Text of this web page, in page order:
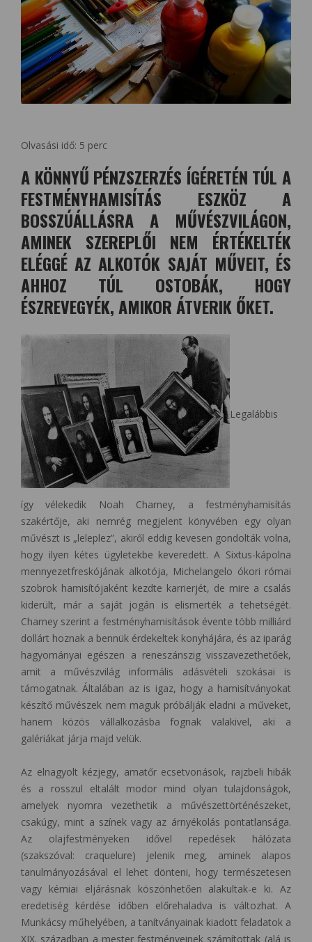
Olvasási idő: 5 perc
A KÖNNYŰ PÉNZSZERZÉS ÍGÉRETÉN TÚL A
FESTMÉNYHAMISÍTÁS ESZKÖZ A
BOSSZÚÁLLÁSRA A MŰVÉSZVILÁGON,
AMINEK SZEREPLŐI NEM ÉRTÉKELTÉK
ELÉGGÉ AZ ALKOTÓK SAJÁT MŰVEIT, ÉS
AHHOZ TÚL OSTOBÁK, HOGY
ÉSZREVEGYÉK, AMIKOR ÁTVERIK ŐKET.
Legalábbis
így vélekedik Noah Charney, a festményhamisítás
szakértője, aki nemrég megjelent könyvében egy olyan
művészt is „leleplez”, akiről eddig kevesen gondolták volna,
hogy ilyen kétes ügyletekbe keveredett. A Sixtus-kápolna
mennyezetfreskójának alkotója, Michelangelo ókori római
szobrok hamisítójaként kezdte karrierjét, de mire a csalás
kiderült, már a saját jogán is elismerték a tehetségét.
Charney szerint a festményhamisítások évente több milliárd
dollárt hoznak a bennük érdekeltek konyhájára, és az iparág
hagyományai egészen a reneszánszig visszavezethetőek,
amit a művészvilág informális adásvételi szokásai is
támogatnak. Általában az is igaz, hogy a hamisítványokat
készítő művészek nem maguk próbálják eladni a műveket,
hanem közös vállalkozásba fognak valakivel, aki a
galériákat járja majd velük.
Az elnagyolt kézjegy, amatőr ecsetvonások, rajzbeli hibák
és a rosszul eltalált modor mind olyan tulajdonságok,
amelyek nyomra vezethetik a művészettörténészeket,
csakúgy, mint a színek vagy az árnyékolás pontatlansága.
Az olajfestményeken idővel repedések hálózata
(szakszóval: craquelure) jelenik meg, aminek alapos
tanulmányozásával el lehet dönteni, hogy természetesen
vagy kémiai eljárásnak köszönhetően alakultak-e ki. Az
eredetiség kérdése időben előrehaladva is változhat. A
Munkácsy műhelyében, a tanítványainak kiadott feladatok a
XIX. században a mester festményeinek számítottak (alá is